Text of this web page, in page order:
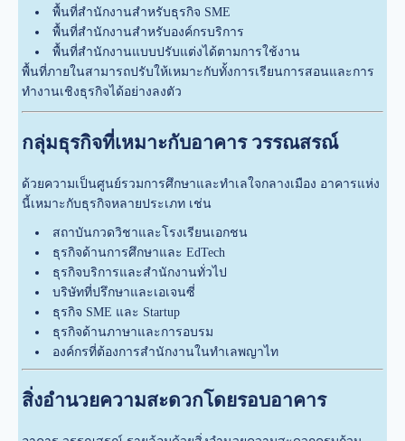
พื้นที่สำนักงานสำหรับธุรกิจ SME
พื้นที่สำนักงานสำหรับองค์กรบริการ
พื้นที่สำนักงานแบบปรับแต่งได้ตามการใช้งาน
พื้นที่ภายในสามารถปรับให้เหมาะกับทั้งการเรียนการสอนและการ
ทำงานเชิงธุรกิจได้อย่างลงตัว
กลุ่มธุรกิจที่เหมาะกับอาคาร วรรณสรณ์
ด้วยความเป็นศูนย์รวมการศึกษาและทำเลใจกลางเมือง อาคารแห่ง
นี้เหมาะกับธุรกิจหลายประเภท เช่น
สถาบันกวดวิชาและโรงเรียนเอกชน
ธุรกิจด้านการศึกษาและ EdTech
ธุรกิจบริการและสำนักงานทั่วไป
บริษัทที่ปรึกษาและเอเจนซี่
ธุรกิจ SME และ Startup
ธุรกิจด้านภาษาและการอบรม
องค์กรที่ต้องการสำนักงานในทำเลพญาไท
สิ่งอำนวยความสะดวกโดยรอบอาคาร